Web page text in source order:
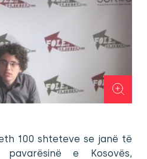
100 shteteve se janë të
e Kosovës,